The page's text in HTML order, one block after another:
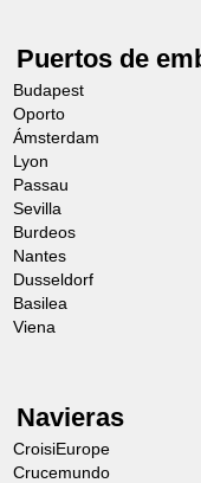
la flora y la
historia. Ya
jardines «a
1705,
viajeros
de este lugar
Puertos de
Budapest
Oporto
Ámsterdam
Lyon
Passau
Sevilla
Burdeos
Nantes
Dusseldorf
Basilea
Viena
Navieras
CroisiEurope
Crucemundo